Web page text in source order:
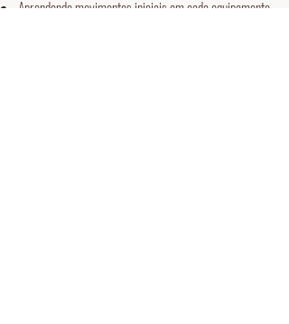
Aprendendo movimentos iniciais em cada equipamento